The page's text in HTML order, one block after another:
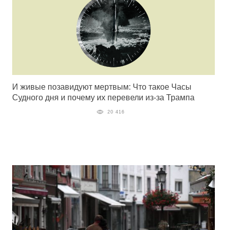
И живые позавидуют мертвым: Что такое Часы
Судного дня и почему их перевели из-за Трампа
20 416